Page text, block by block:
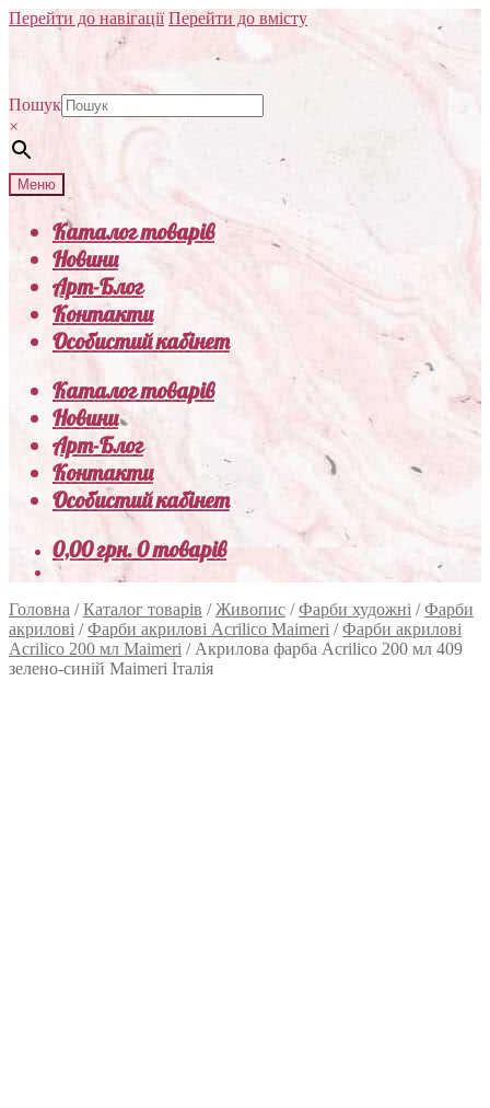
Перейти до навігації Перейти до вмісту
Пошук
×
Меню
Каталог товарів
Новини
Арт-Блог
Контакти
Особистий кабінет
Каталог товарів
Новини
Арт-Блог
Контакти
Особистий кабінет
0,00грн.0 товарів
Головна /Каталог товарів /Живопис /Фарби художні /Фарби
акрилові /Фарби акрилові Acrilico Maimeri /Фарби акрилові
Acrilico 200 мл Maimeri / Акрилова фарба Acrilico 200 мл 409
зелено-синій Maimeri Італія